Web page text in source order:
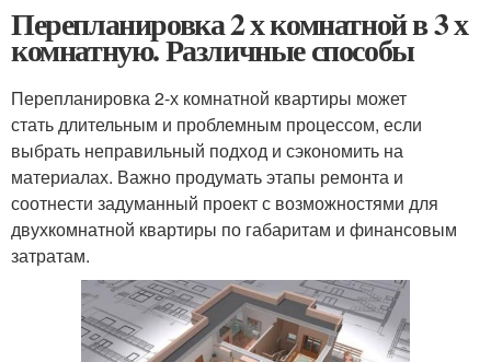
Перепланировка 2 х комнатной в 3 х
комнатную. Различные способы
Перепланировка 2-х комнатной квартиры может
стать длительным и проблемным процессом, если
выбрать неправильный подход и сэкономить на
материалах. Важно продумать этапы ремонта и
соотнести задуманный проект с возможностями для
двухкомнатной квартиры по габаритам и финансовым
затратам.